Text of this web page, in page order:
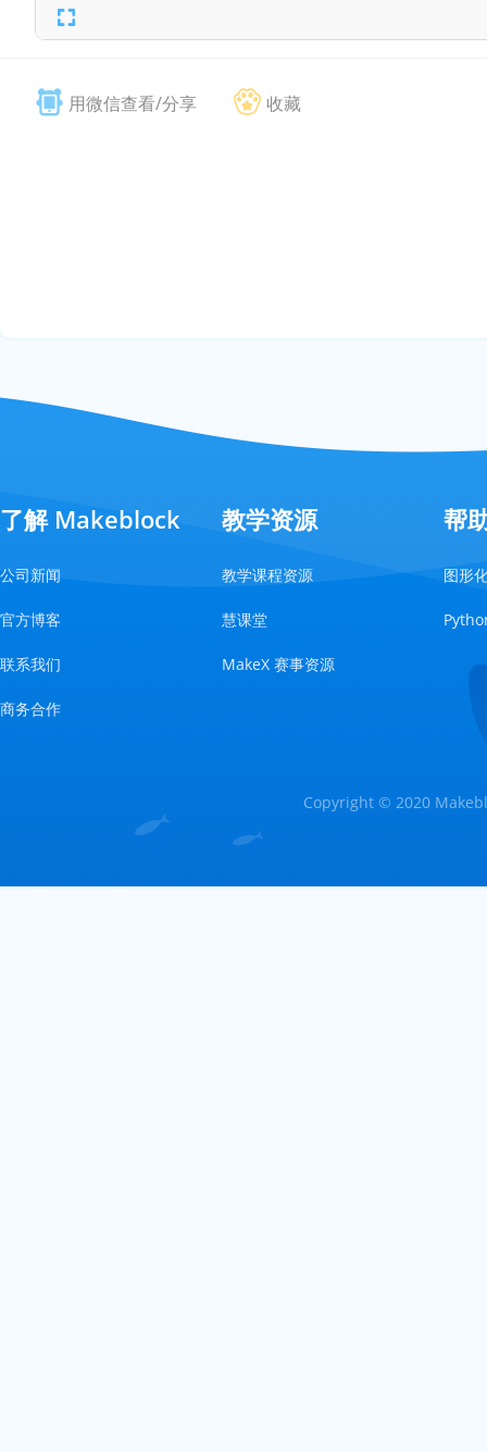
用微信查看/分享 收藏
了解 Makeblock
公司新闻
官方博客
联系我们
商务合作
教学资源
教学课程资源
慧课堂
MakeX 赛事资源
帮
图形
Copyright © 2020